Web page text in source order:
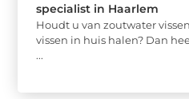
specialist in Haarlem
Houdt u van zoutwater
vissen in huis halen? Dan
...